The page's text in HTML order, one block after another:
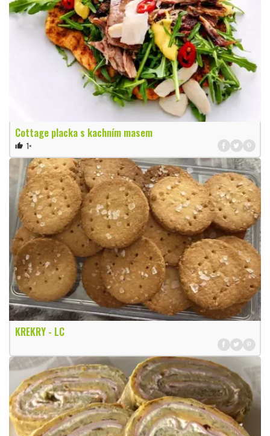
Cottage placka s kachním masem
thumb_up 1×
KREKRY - LC